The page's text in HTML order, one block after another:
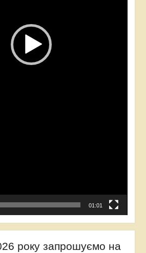
01:01
року запрошуємо на